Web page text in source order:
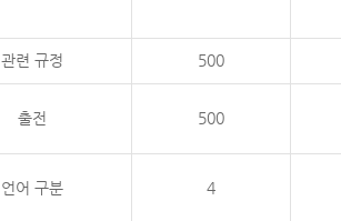
관련 규정 500
출전 500
언어 구분 4